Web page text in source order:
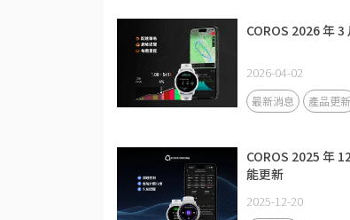
COROS 2026 年
2026-04-02
最新消息 產品更新
COROS 2025 年
能更新
2025-12-20